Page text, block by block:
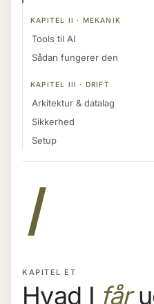
KAPITEL II · MEKANIK
Tools til AI
Sådan fungerer den
KAPITEL III · DRIFT
Arkitektur & datalag
Sikkerhed
Setup
I
KAPITEL ET
Hvad I får